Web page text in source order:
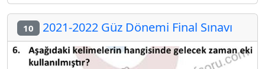
10 2021-2022 Güz Dönemi Final Sınavı